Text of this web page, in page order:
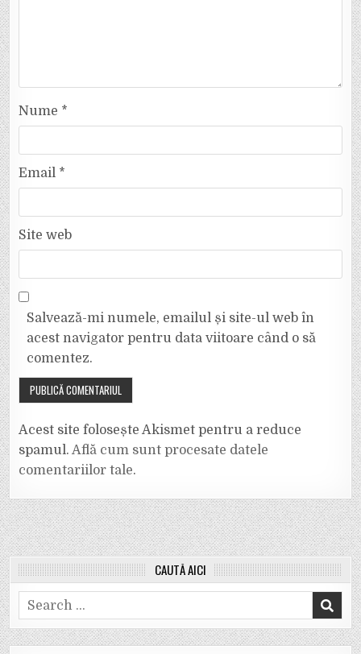
Nume *
Email *
Site web
Salvează-mi numele, emailul și site-ul web în
acest navigator pentru data viitoare când o să
comentez.
Acest site folosește Akismet pentru a reduce
spamul.Află cum sunt procesate datele
comentariilor tale.
CAUTĂ AICI
Search
for: